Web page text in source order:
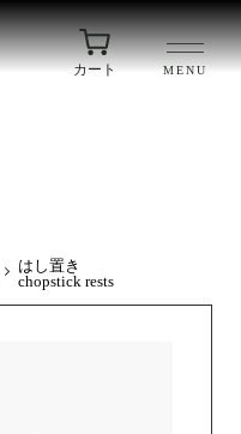
MENU
カート
はし置き
chopstick rests